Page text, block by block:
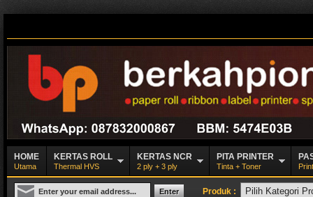
HOME
Utama
KERTAS ROLL
Thermal HVS
KERTAS NCR
2 ply + 3 ply
PITA PRINTER
Tinta + Toner
Produk :